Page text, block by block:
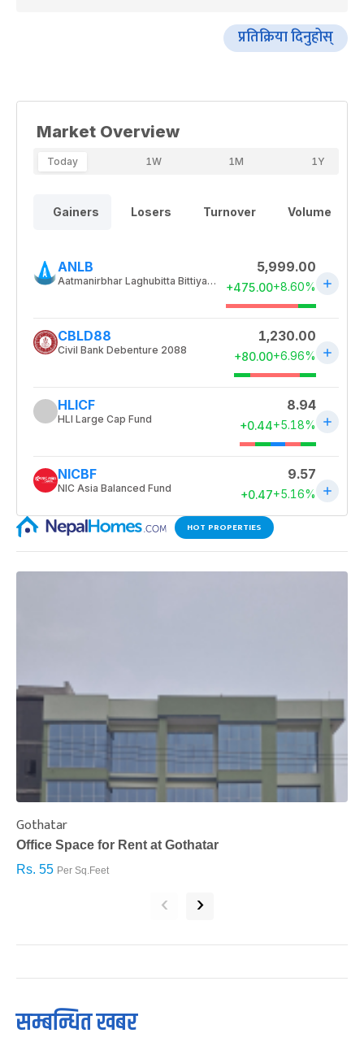
प्रतिक्रिया दिनुहोस्
HOT PROPERTIES
Gothatar
Office Space for Rent at Gothatar
Rs. 55 Per Sq.Feet
‹ ›
सम्बन्धित खबर